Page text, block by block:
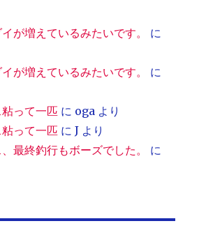
が増えているみたいです。
に
が増えているみたいです。
に
って一匹 に oga より
って一匹 にJ より
最終釣行もボーズでした。
に